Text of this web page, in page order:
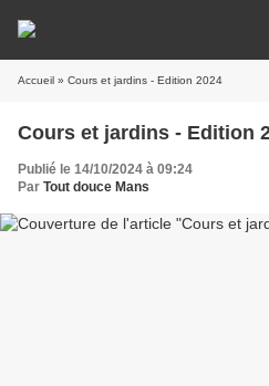
Accueil » Cours et jardins - Edition 2024
Cours et jardins - Edition
Publié le 14/10/2024 à 09:24
Par Tout douce Mans